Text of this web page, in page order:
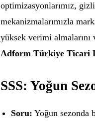
optimizasyonlarımız,
mekanizmalarımızla
yüksek verimi
Adform Türkiye Ticari
SSS: Yoğun
Soru: Yoğun sezonda